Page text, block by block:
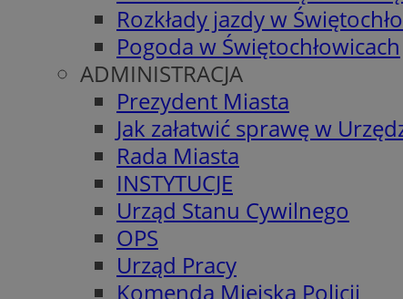
Rozkłady jazdy w
Pogoda w Świętochłowicach
ADMINISTRACJA
Prezydent Miasta
Jak załatwić sprawę w
Rada Miasta
INSTYTUCJE
Urząd Stanu Cywilnego
OPS
Urząd Pracy
Komenda Miejska Policji